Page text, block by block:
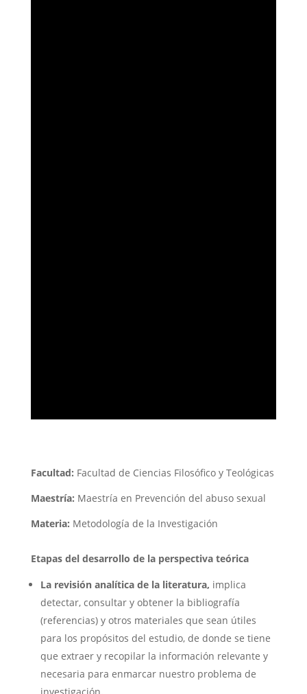
Facultad: Facultad de Ciencias Filosófico y Teológicas
Maestría: Maestría en Prevención del abuso sexual
Materia: Metodología de la Investigación
Etapas del desarrollo de la perspectiva teórica
La revisión analítica de la literatura, implica
detectar, consultar y obtener la bibliografía
(referencias) y otros materiales que sean útiles
para los propósitos del estudio, de donde se tiene
que extraer y recopilar la información relevante y
necesaria para enmarcar nuestro problema de